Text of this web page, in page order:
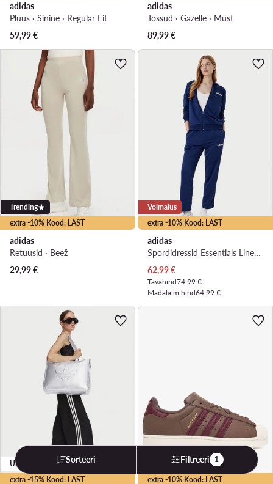
adidas
Pluus · Sinine · Regular Fit
59,99€
adidas
Tossud · Gazelle · Must
89,99€
extra -10% Kood: LAST
Trending
adidas
Retuusid · Beež
29,99€
extra -10% Kood: LAST
Võimalus
adidas
Spordidressid Essentials Linear JD2696 Tumesinine Slim Fit
Praegune hind
62,99€
Tavahind74,99 €
Madalaim hind64,99 €
extra -15% Kood: LAST
Uudis
extra -10% Kood: LAST
Sorteeri Filtreeri 1